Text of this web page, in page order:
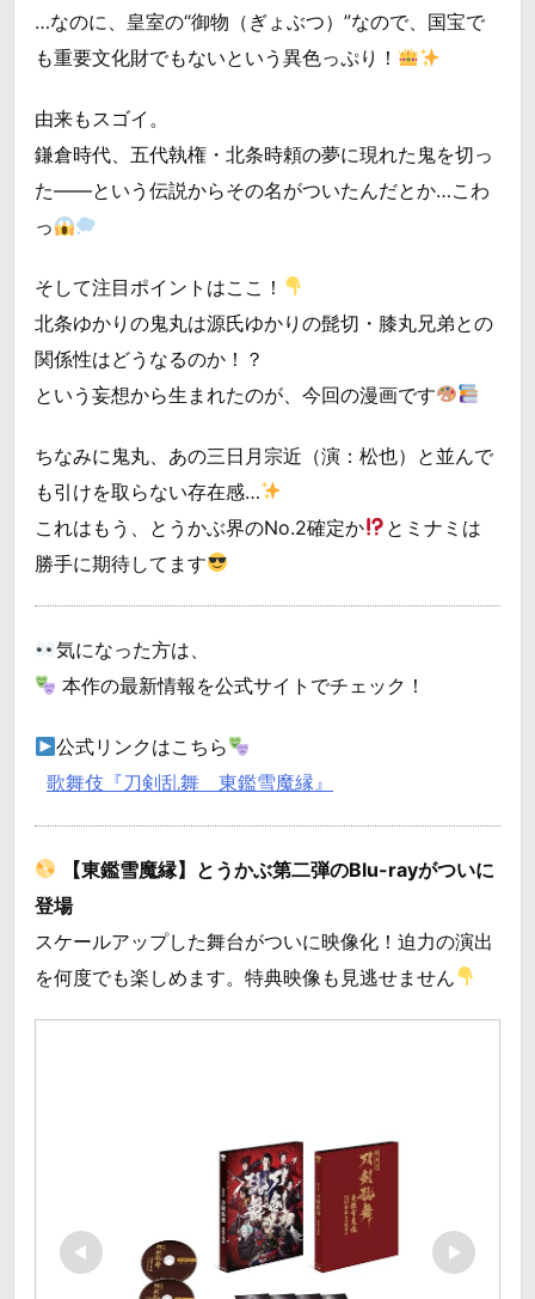
…なのに、皇室の“御物（ぎょぶつ）”なので、国宝で
も重要文化財でもないという異色っぷり！
由来もスゴイ。
鎌倉時代、五代執権・北条時頼の夢に現れた鬼を切っ
た――という伝説からその名がついたんだとか…こわ
っ
そして注目ポイントはここ！
北条ゆかりの鬼丸は源氏ゆかりの髭切・膝丸兄弟との
関係性はどうなるのか！？
という妄想から生まれたのが、今回の漫画です
ちなみに鬼丸、あの三日月宗近（演：松也）と並んで
も引けを取らない存在感…
これはもう、とうかぶ界のNo.2確定か
とミナミは
勝手に期待してます
気になった方は、
本作の最新情報を公式サイトでチェック！
公式リンクはこちら
歌舞伎『刀剣乱舞 東鑑雪魔縁』
【東鑑雪魔縁】とうかぶ第二弾のBlu-rayがついに
登場
スケールアップした舞台がついに映像化！迫力の演出
を何度でも楽しめます。特典映像も見逃せません